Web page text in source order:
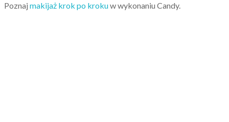
Poznaj makijaż krok po krokuw wykonaniu Candy.